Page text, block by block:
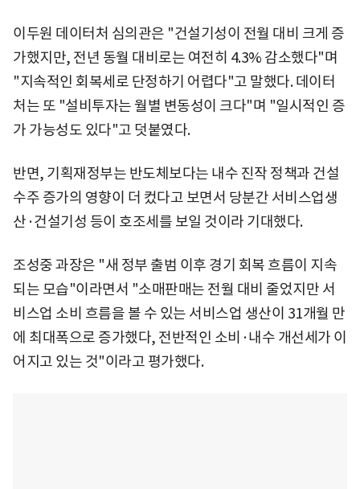
이두원 데이터처 심의관은 "건설기성이 전월 대비 크게 증
가했지만, 전년 동월 대비로는 여전히 4.3% 감소했다"며
"지속적인 회복세로 단정하기 어렵다"고 말했다. 데이터
처는 또 "설비투자는 월별 변동성이 크다"며 "일시적인 증
가 가능성도 있다"고 덧붙였다.
반면, 기획재정부는 반도체보다는 내수 진작 정책과 건설
수주 증가의 영향이 더 컸다고 보면서 당분간 서비스업생
산·건설기성 등이 호조세를 보일 것이라 기대했다.
조성중 과장은 "새 정부 출범 이후 경기 회복 흐름이 지속
되는 모습"이라면서 "소매판매는 전월 대비 줄었지만 서
비스업 소비 흐름을 볼 수 있는 서비스업 생산이 31개월 만
에 최대폭으로 증가했다, 전반적인 소비·내수 개선세가 이
어지고 있는 것"이라고 평가했다.